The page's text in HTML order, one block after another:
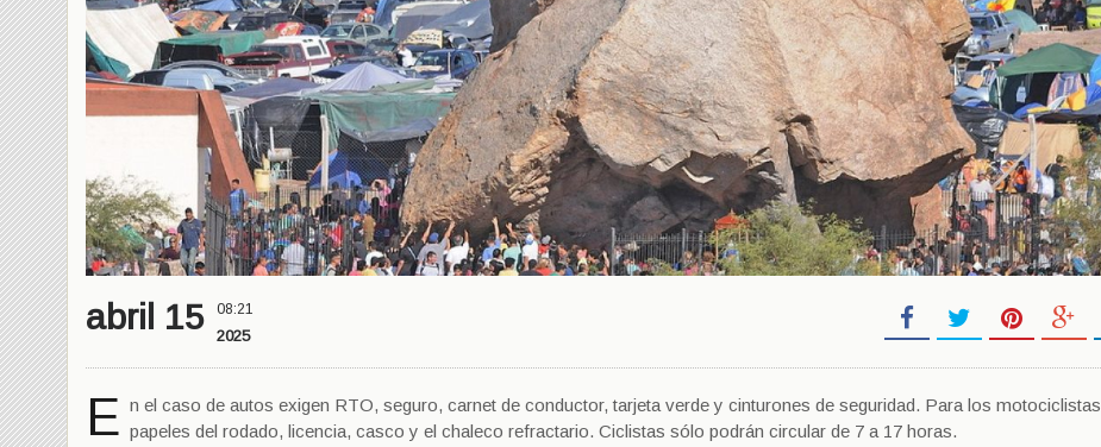
abril 15 08:21
2025
E n el caso de autos exigen RTO, seguro, carnet de conductor, tarjeta verde y cinturones de seguridad. Para los motociclistas
papeles del rodado, licencia, casco y el chaleco refractario. Ciclistas sólo podrán circular de 7 a 17 horas.